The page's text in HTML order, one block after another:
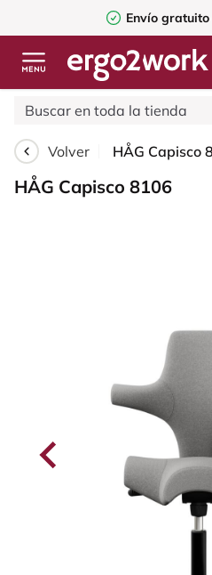
Envío gratuito
Volver
HÅG Capisco 8106